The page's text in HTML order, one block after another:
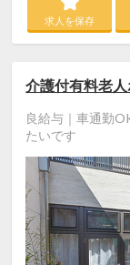
求人を保存
介護付有料老
良給与｜車通勤
たいです